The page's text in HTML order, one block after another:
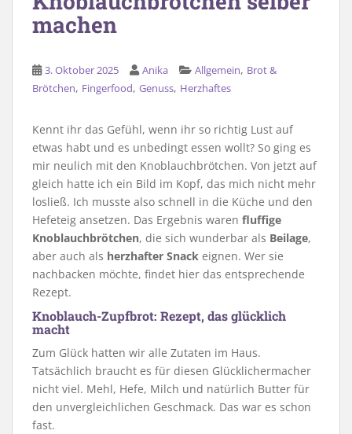
machen
3. Oktober 2025 Anika Allgemein, Brot &
Brötchen, Fingerfood, Genuss, Herzhaftes
Kennt ihr das Gefühl, wenn ihr so richtig Lust auf
etwas habt und es unbedingt essen wollt? So ging es
mir neulich mit den Knoblauchbrötchen. Von jetzt auf
gleich hatte ich ein Bild im Kopf, das mich nicht mehr
losließ. Ich musste also schnell in die Küche und den
Hefeteig ansetzen. Das Ergebnis waren fluffige
Knoblauchbrötchen, die sich wunderbar als Beilage,
aber auch als herzhafter Snack eignen. Wer sie
nachbacken möchte, findet hier das entsprechende
Rezept.
Knoblauch-Zupfbrot: Rezept, das glücklich
macht
Zum Glück hatten wir alle Zutaten im Haus.
Tatsächlich braucht es für diesen Glücklichermacher
nicht viel. Mehl, Hefe, Milch und natürlich Butter für
den unvergleichlichen Geschmack. Das war es schon
fast.